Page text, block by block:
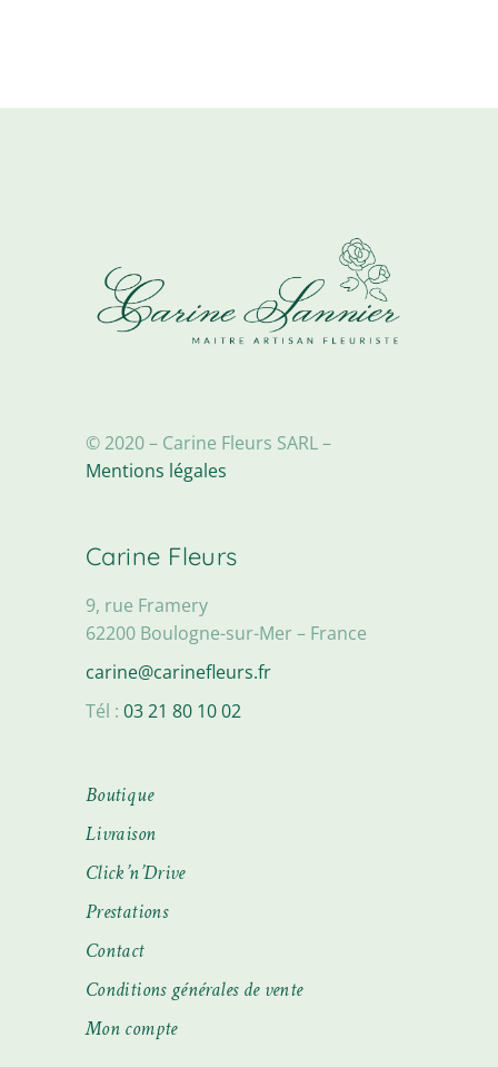
© 2020 – Carine Fleurs SARL –
Mentions légales
Carine Fleurs
9, rue Framery
62200 Boulogne-sur-Mer – France
carine@carinefleurs.fr
Tél :03 21 80 10 02
Boutique
Livraison
Click’n’Drive
Prestations
Contact
Conditions générales de vente
Mon compte